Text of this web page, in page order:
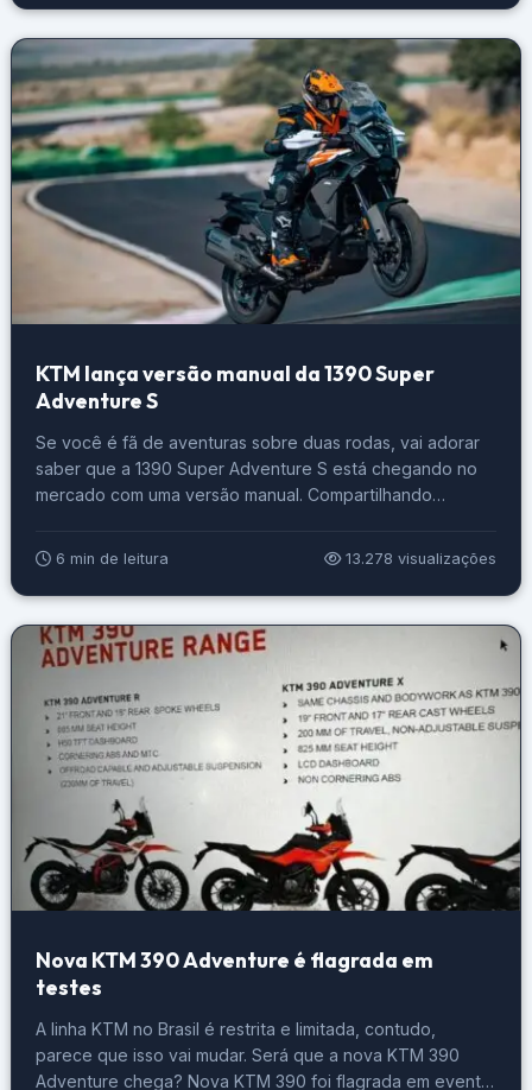
uma […]
KTM lança versão manual da 1390 Super
Adventure S
Se você é fã de aventuras sobre duas rodas, vai adorar
saber que a 1390 Super Adventure S está chegando no
mercado com uma versão manual. Compartilhando
Evo, esta moto promete momentos emocionantes para os
amantes de viagens. KTM lança versão manual da 1390
Super Adventure. Foto: Divulgação […]
6 min de leitura 13.278 visualizações
Nova KTM 390 Adventure é flagrada em
testes
A linha KTM no Brasil é restrita e limitada, contudo,
parece que isso vai mudar. Será que a nova KTM 390
Adventure chega? Nova KTM 390 foi flagrada em evento